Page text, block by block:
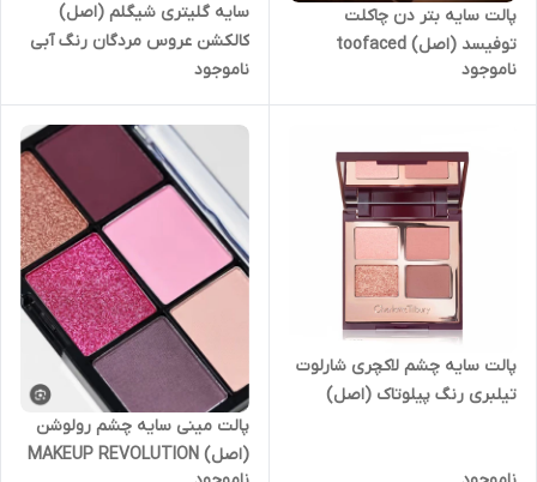
پالت سایه بتر دن چاکلت
توفیسد (اصل) toofaced
better than chocolate
eyeshadow palette
ناموجود
سایه گلیتری شیگلم (اصل)
کالکشن عروس مردگان رنگ آبی
SHEGLAM | Corpse Bride
Ghostly Glitter Gel-Blue-Quet
Y2K Gothic Eyeshadow
ناموجود
پالت سایه چشم لاکچری شارلوت
تیلبری رنگ پیلوتاک (اصل)
پالت مینی سایه چشم رولوشن
(اصل) MAKEUP REVOLUTION